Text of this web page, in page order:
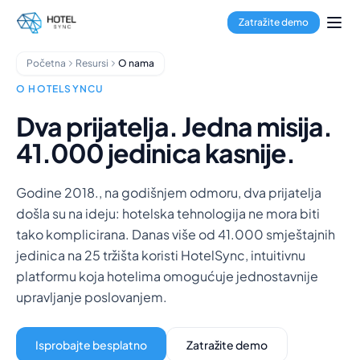
Prijeđi na glavni sadržaj
Rezervacijski sustav
Channel Manager
Obrada plaćanja
Multi-Property Hub
Aplikacija za domaćinstvo
Hoteli
Apart-hoteli
Apartmani
Menadžeri objekata
O nama
Integracije
Često postavljana pitanja
Blog
Partnerstva
HotelSync EDU
Zatražite demo
Početna Resursi O nama
O HOTELSYNCU
Dva prijatelja. Jedna misija.
41.000 jedinica kasnije.
Godine 2018., na godišnjem odmoru, dva prijatelja
došla su na ideju: hotelska tehnologija ne mora biti
tako komplicirana. Danas više od 41.000 smještajnih
jedinica na 25 tržišta koristi HotelSync, intuitivnu
platformu koja hotelima omogućuje jednostavnije
upravljanje poslovanjem.
Isprobajte besplatno Zatražite demo